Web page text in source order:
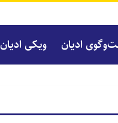
ادیان ویکی ادیان